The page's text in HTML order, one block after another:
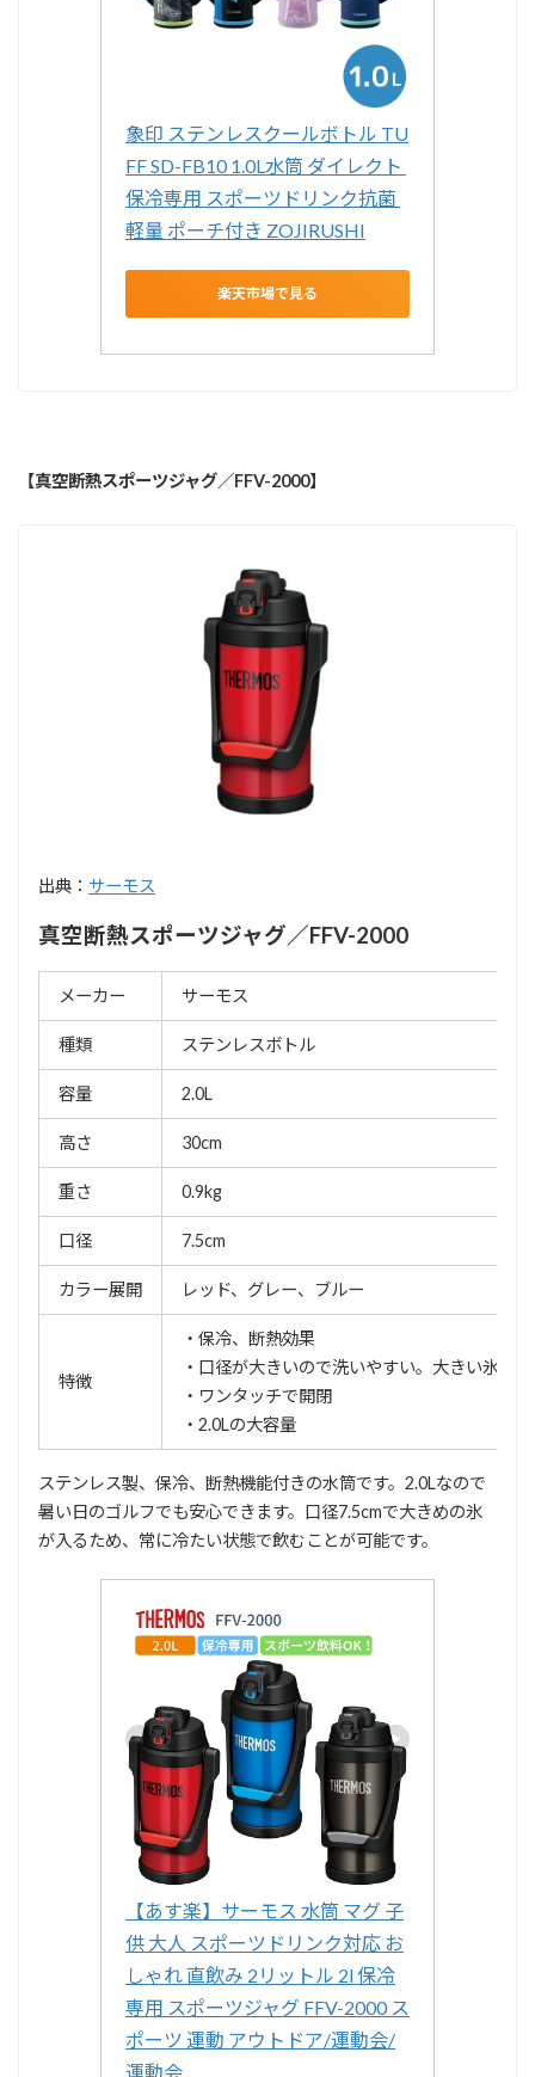
象印 ステンレスクールボトル TU
FF SD-FB10 1.0L水筒 ダイレクト
保冷専用 スポーツドリンク抗菌
軽量 ポーチ付き ZOJIRUSHI
楽天市場で見る
【真空断熱スポーツジャグ／FFV-2000】
出典： サーモス
真空断熱スポーツジャグ／FFV-2000
メーカー サーモス
種類 ステンレスボトル
容量 2.0L
高さ 30cm
重さ 0.9kg
口径 7.5cm
カラー展開 レッド、グレー、ブルー
特徴
・保冷、断熱効果
・口径が大きいので洗いやすい。大きい氷が
・ワンタッチで開閉
・2.0Lの大容量
ステンレス製、保冷、断熱機能付きの水筒です。2.0Lなので
暑い日のゴルフでも安心できます。口径7.5cmで大きめの氷
が入るため、常に冷たい状態で飲むことが可能です。
【あす楽】サーモス 水筒 マグ 子
供 大人 スポーツドリンク対応 お
しゃれ 直飲み 2リットル 2l 保冷
専用 スポーツジャグ FFV-2000 ス
ポーツ 運動 アウトドア/運動会/
運動会